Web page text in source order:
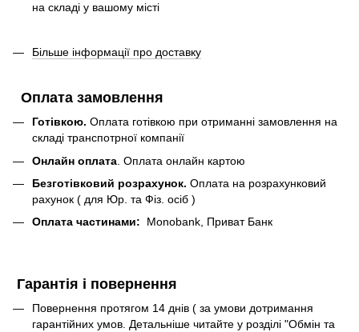
на складі у вашому місті
Більше інформації про доставку
Оплата замовлення
Готівкою. Оплата готівкою при отриманні замовлення на
складі транспотрної компанії
Онлайн оплата . Оплата онлайн картою
Безготівковий розрахунок. Оплата на розрахунковий
рахунок ( для Юр. та Фіз. осіб )
Оплата частинами: Monobank, Приват Банк
Гарантія і повернення
Повернення протягом 14 днів ( за умови дотримання
гарантійних умов. Детальніше читайте у розділі "Обмін та